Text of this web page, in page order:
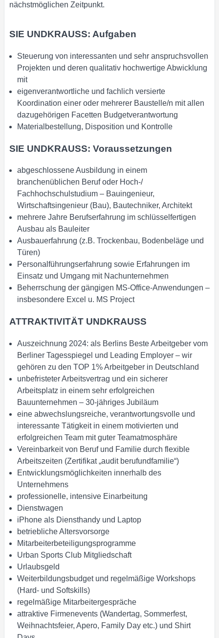
nächstmöglichen Zeitpunkt.
SIE UNDKRAUSS: Aufgaben
Steuerung von interessanten und sehr anspruchsvollen
Projekten und deren qualitativ hochwertige Abwicklung
mit
eigenverantwortliche und fachlich versierte
Koordination einer oder mehrerer Baustelle/n mit allen
dazugehörigen Facetten Budgetverantwortung
Materialbestellung, Disposition und Kontrolle
SIE UNDKRAUSS: Voraussetzungen
abgeschlossene Ausbildung in einem
branchenüblichen Beruf oder Hoch-/
Fachhochschulstudium – Bauingenieur,
Wirtschaftsingenieur (Bau), Bautechniker, Architekt
mehrere Jahre Berufserfahrung im schlüsselfertigen
Ausbau als Bauleiter
Ausbauerfahrung (z.B. Trockenbau, Bodenbeläge und
Türen)
Personalführungserfahrung sowie Erfahrungen im
Einsatz und Umgang mit Nachunternehmen
Beherrschung der gängigen MS-Office-Anwendungen –
insbesondere Excel u. MS Project
ATTRAKTIVITÄT UNDKRAUSS
Auszeichnung 2024: als Berlins Beste Arbeitgeber vom
Berliner Tagesspiegel und Leading Employer – wir
gehören zu den TOP 1% Arbeitgeber in Deutschland
unbefristeter Arbeitsvertrag und ein sicherer
Arbeitsplatz in einem sehr erfolgreichen
Bauunternehmen – 30-jähriges Jubiläum
eine abwechslungsreiche, verantwortungsvolle und
interessante Tätigkeit in einem motivierten und
erfolgreichen Team mit guter Teamatmosphäre
Vereinbarkeit von Beruf und Familie durch flexible
Arbeitszeiten (Zertifikat „audit berufundfamilie“)
Entwicklungsmöglichkeiten innerhalb des
Unternehmens
professionelle, intensive Einarbeitung
Dienstwagen
iPhone als Diensthandy und Laptop
betriebliche Altersvorsorge
Mitarbeiterbeteiligungsprogramme
Urban Sports Club Mitgliedschaft
Urlaubsgeld
Weiterbildungsbudget und regelmäßige Workshops
(Hard- und Softskills)
regelmäßige Mitarbeitergespräche
attraktive Firmenevents (Wandertag, Sommerfest,
Weihnachtsfeier, Apero, Family Day etc.) und Shirt